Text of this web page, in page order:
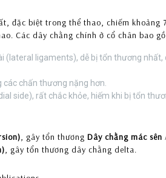
đặc biệt trong thể thao, chiếm khoảng
Các dây chằng chính ở cổ chân bao
(lateral ligaments), dễ bị tổn thương nhất,
các chấn thương nặng hơn.
side), rất chắc khỏe, hiếm khi bị tổn
, gây tổn thương Dây chằng mác sên
, gây tổn thương dây chằng delta.